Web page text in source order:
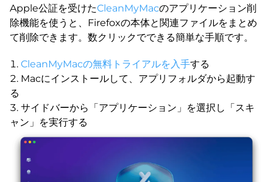
Apple公証を受けたCleanMyMacのアプリケーション削
除機能を使うと、Firefoxの本体と関連ファイルをまとめ
て削除できます。数クリックでできる簡単な手順です。
CleanMyMacの無料トライアルを入手する
Macにインストールして、アプリフォルダから起動す
る
サイドバーから「アプリケーション」を選択し「スキ
ャン」を実行する